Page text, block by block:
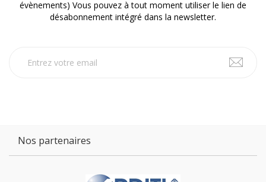
évènements) Vous pouvez à tout moment utiliser le lien de
désabonnement intégré dans la newsletter.
Nos partenaires